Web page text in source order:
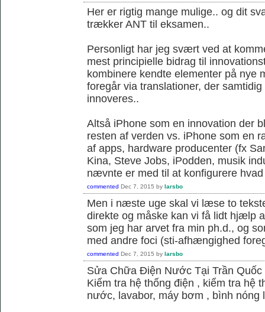
Her er rigtig mange mulige.. og dit
trækker ANT til eksamen..
Personligt har jeg svært ved at
mest principielle bidrag til
kombinere kendte elementer på nye
foregår via translationer, der
innoveres..
Altså iPhone som en innovation der
resten af verden vs. iPhone som en
af apps, hardware producenter (fx
Kina, Steve Jobs, iPodden, musik
nævnte er med til at konfigurere
commented Dec 7, 2015 by larsbo
Men i næste uge skal vi læse to
direkte og måske kan vi få lidt hjælp
som jeg har arvet fra min ph.d., og
med andre foci (sti-afhængighed
commented Dec 7, 2015 by larsbo
Sửa Chữa Điện Nước Tại Trần Quốc
Kiểm tra hệ thống điện , kiểm tra hệ
nước, lavabor, máy bơm , bình nóng